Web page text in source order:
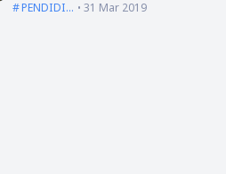
PENDIDIKAN31 Mar 2019